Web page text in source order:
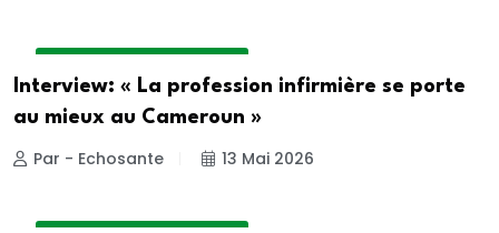
Interview: « La profession infirmière se porte
au mieux au Cameroun »
Par - Echosante 13 Mai 2026